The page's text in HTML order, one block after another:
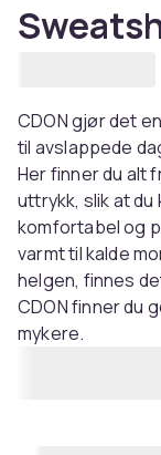
CDON gjør det
til avslappede
Her finner du alt
uttrykk, slik at
komfortabel og
varmt til kalde
helgen, finnes
CDON finner du
mykere.